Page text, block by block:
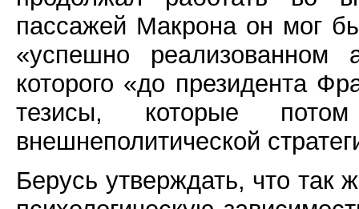
пассажей Макрона он мог
«успешно реализованном
которого «до президента
тезисы, которые
внешнеполитической
Берусь утверждать, что